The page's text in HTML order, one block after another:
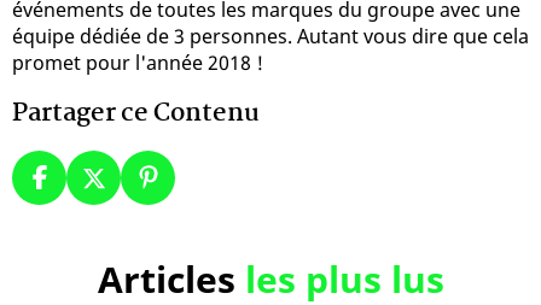
événements de toutes les marques du groupe avec une
équipe dédiée de 3 personnes. Autant vous dire que cela
promet pour l'année 2018 !
Partager ce Contenu
Articles les plus lus